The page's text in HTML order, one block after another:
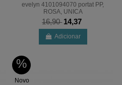
evelyn 4101094070 portat PP,
ROSA, UNICA
16,90 14,37
Adicionar
%
Novo